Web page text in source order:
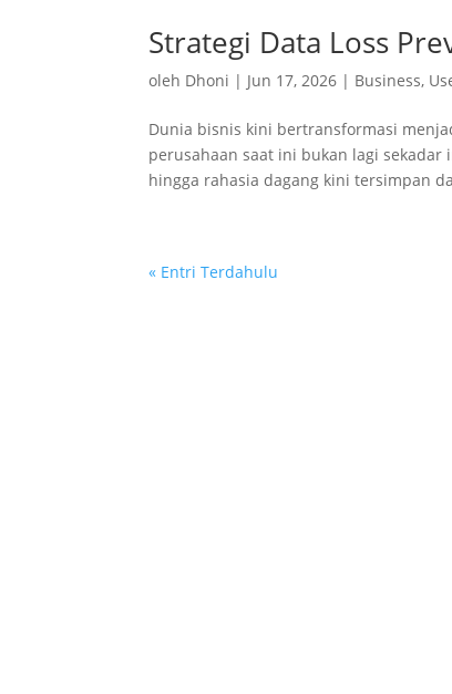
Strategi Data Loss
oleh Dhoni | Jun 17, 2026 | Business,
Dunia bisnis kini bertransformasi
perusahaan saat ini bukan lagi
hingga rahasia dagang kini tersimpan
« Entri Terdahulu